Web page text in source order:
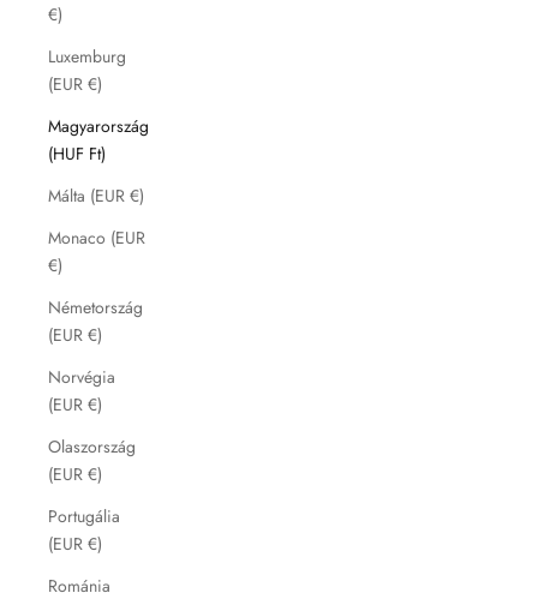
€)
Luxemburg
(EUR €)
Magyarország
(HUF Ft)
Málta (EUR €)
Monaco (EUR
€)
Németország
(EUR €)
Norvégia
(EUR €)
Olaszország
(EUR €)
Portugália
(EUR €)
Románia